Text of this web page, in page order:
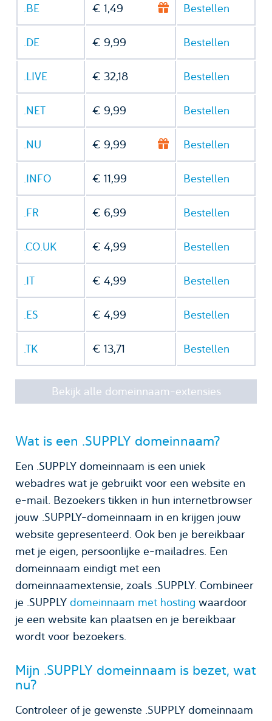
.BE € 1,49 Bestellen
.DE € 9,99 Bestellen
.LIVE € 32,18 Bestellen
.NET € 9,99 Bestellen
.NU € 9,99 Bestellen
.INFO € 11,99 Bestellen
.FR € 6,99 Bestellen
.CO.UK € 4,99 Bestellen
.IT € 4,99 Bestellen
.ES € 4,99 Bestellen
.TK € 13,71 Bestellen
Bekijk alle domeinnaam-extensies
Wat is een .SUPPLY domeinnaam?
Een .SUPPLY domeinnaam is een uniek
webadres wat je gebruikt voor een website en
e-mail. Bezoekers tikken in hun internetbrowser
jouw .SUPPLY-domeinnaam in en krijgen jouw
website gepresenteerd. Ook ben je bereikbaar
met je eigen, persoonlijke e-mailadres. Een
domeinnaam eindigt met een
domeinnaamextensie, zoals .SUPPLY. Combineer
je .SUPPLY domeinnaam met hosting waardoor
je een website kan plaatsen en je bereikbaar
wordt voor bezoekers.
Mijn .SUPPLY domeinnaam is bezet, wat
nu?
Controleer of je gewenste .SUPPLY domeinnaam